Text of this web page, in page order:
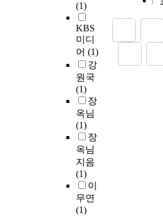
(1)
KBS
미디
어 (1)
강
원국
(1)
장
옥님
(1)
장
옥님
지음
(1)
이
무연
(1)